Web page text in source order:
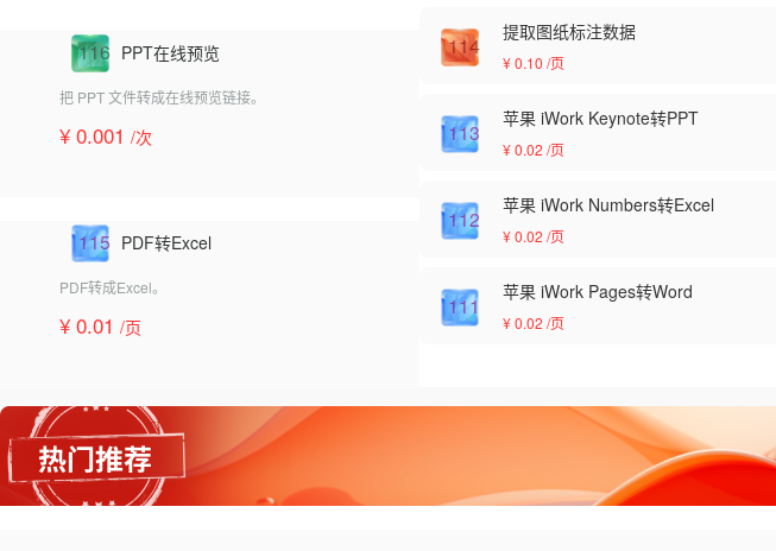
116 PPT在线预览
把 PPT 文件转成在线预览链接。
¥ 0.001 /次
115 PDF转Excel
PDF转成Excel。
¥ 0.01 /页
114
提取图纸标注数据
¥ 0.10 /页
113
苹果 iWork Keynote转PPT
¥ 0.02 /页
112
苹果 iWork Numbers转Excel
¥ 0.02 /页
111
苹果 iWork Pages转Word
¥ 0.02 /页